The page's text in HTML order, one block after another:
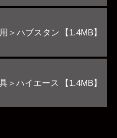
＞ハブスタン
【1.4MB】
＞ハイエース
【1.4MB】